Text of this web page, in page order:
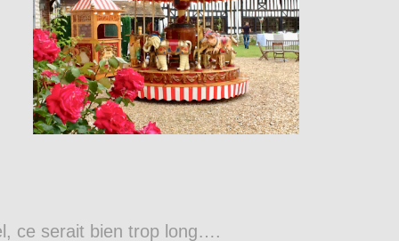
ce serait bien trop long….